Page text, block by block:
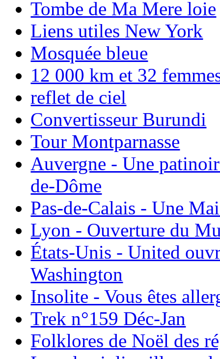
Tombe de Ma Mere loie
Liens utiles New York
Mosquée bleue
12 000 km et 32
reflet de ciel
Convertisseur Burundi
Tour Montparnasse
Auvergne - Une
de-Dôme
Pas-de-Calais - Une
Lyon - Ouverture du
États-Unis - United
Washington
Insolite - Vous êtes
Trek n°159 Déc-Jan
Folklores de Noël des